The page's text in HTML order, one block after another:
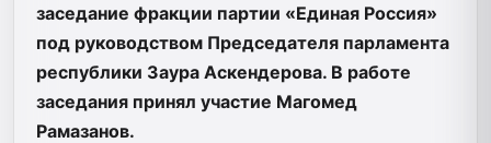
заседание фракции партии «Единая Россия»
под руководством Председателя парламента
республики Заура Аскендерова. В работе
заседания принял участие Магомед
Рамазанов.